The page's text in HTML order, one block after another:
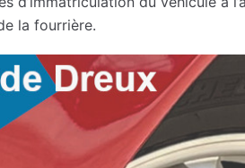
la fourrière.